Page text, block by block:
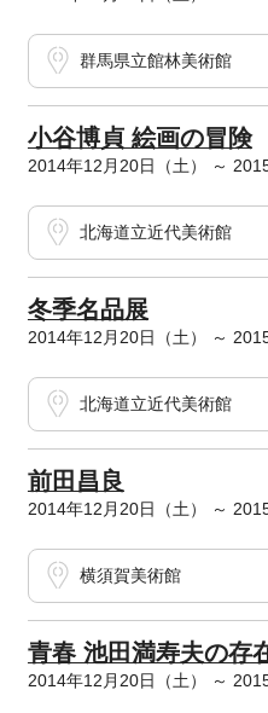
群馬県立館林美術館
小谷博貞 絵画の冒険
2014年12月20日（土） ～
北海道立近代美術館
冬季名品展
2014年12月20日（土） ～
北海道立近代美術館
前田昌良
2014年12月20日（土） ～
横須賀美術館
青春 池田満寿夫の存
2014年12月20日（土） ～